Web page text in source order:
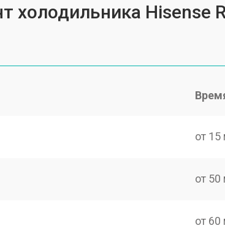
холодильника Hisense
от 15
от 50
от 60